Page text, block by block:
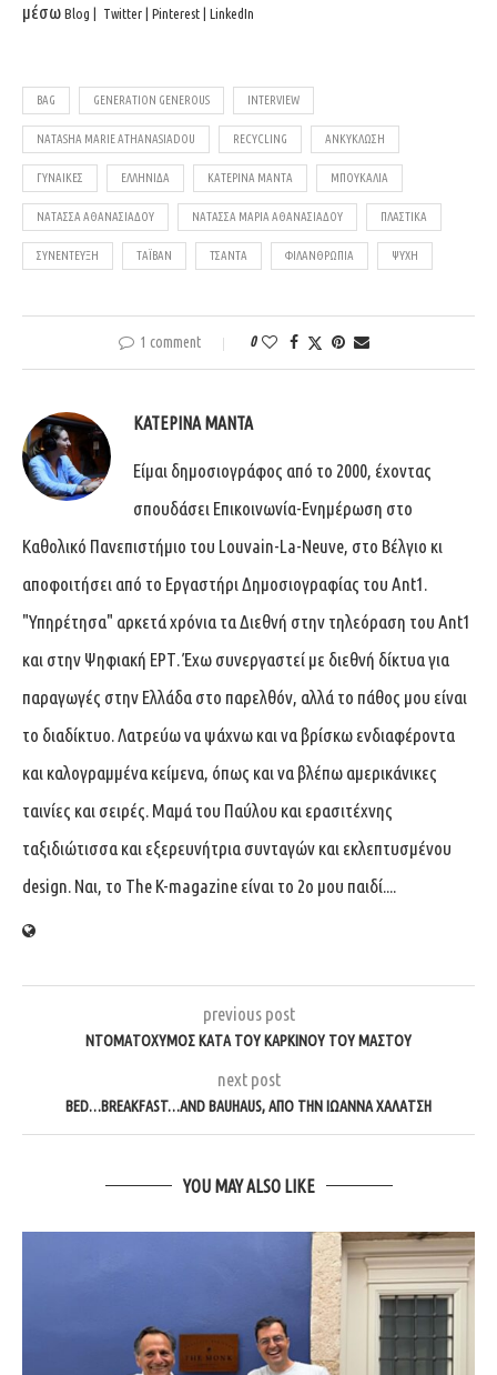
μέσω Blog Twitter Pinterest LinkedIn
BAG GENERATION GENEROUS INTERVIEW
NATASHA MARIE ATHANASIADOU RECYCLING ΑΝΚΎΚΛΩΣΗ
ΓΥΝΑΊΚΕΣ ΕΛΛΗΝΊΔΑ ΚΑΤΕΡΊΝΑ ΜΑΝΤΆ ΜΠΟΥΚΆΛΙΑ
ΝΑΤΆΣΣΑ ΑΘΑΝΑΣΙΆΔΟΥ ΝΑΤΆΣΣΑ ΜΑΡΊΑ ΑΘΑΝΑΣΙΆΔΟΥ ΠΛΑΣΤΙΚΆ
ΣΥΝΈΝΤΕΥΞΗ ΤΑΪΒΑΝ ΤΣΆΝΤΑ ΦΙΛΑΝΘΡΩΠΊΑ ΨΥΧΉ
1 comment 0
ΚΑΤΕΡΊΝΑ ΜΑΝΤΆ
Είμαι δημοσιογράφος από το 2000, έχοντας
σπουδάσει Επικοινωνία-Ενημέρωση στο
Καθολικό Πανεπιστήμιο του Louvain-La-Neuve, στο Βέλγιο κι
αποφοιτήσει από το Εργαστήρι Δημοσιογραφίας του Ant1.
"Υπηρέτησα" αρκετά χρόνια τα Διεθνή στην τηλεόραση του Ant1
και στην Ψηφιακή ΕΡΤ. Έχω συνεργαστεί με διεθνή δίκτυα για
παραγωγές στην Ελλάδα στο παρελθόν, αλλά το πάθος μου είναι
το διαδίκτυο. Λατρεύω να ψάχνω και να βρίσκω ενδιαφέροντα
και καλογραμμένα κείμενα, όπως και να βλέπω αμερικάνικες
ταινίες και σειρές. Μαμά του Παύλου και ερασιτέχνης
ταξιδιώτισσα και εξερευνήτρια συνταγών και εκλεπτυσμένου
design. Ναι, το The K-magazine είναι το 2ο μου παιδί....
previous post
ΝΤΟΜΑΤΟΧΥΜΌΣ ΚΑΤΆ ΤΟΥ ΚΑΡΚΊΝΟΥ ΤΟΥ ΜΑΣΤΟΎ
next post
BED…BREAKFAST…AND BAUHAUS, ΑΠΌ ΤΗΝ ΙΩΆΝΝΑ ΧΑΛΆΤΣΗ
YOU MAY ALSO LIKE